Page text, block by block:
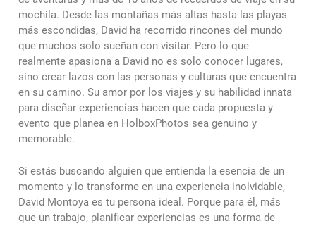
mochila. Desde las montañas más altas hasta las playas
más escondidas, David ha recorrido rincones del mundo
que muchos solo sueñan con visitar. Pero lo que
realmente apasiona a David no es solo conocer lugares,
sino crear lazos con las personas y culturas que encuentra
en su camino. Su amor por los viajes y su habilidad innata
para diseñar experiencias hacen que cada propuesta y
evento que planea en HolboxPhotos sea genuino y
memorable.
Si estás buscando alguien que entienda la esencia de un
momento y lo transforme en una experiencia inolvidable,
David Montoya es tu persona ideal. Porque para él, más
que un trabajo, planificar experiencias es una forma de